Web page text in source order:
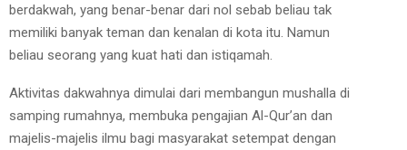
berdakwah, yang benar-benar dari nol sebab beliau tak
memiliki banyak teman dan kenalan di kota itu. Namun
beliau seorang yang kuat hati dan istiqamah.
Aktivitas dakwahnya dimulai dari membangun mushalla di
samping rumahnya, membuka pengajian Al-Qur’an dan
majelis-majelis ilmu bagi masyarakat setempat dengan